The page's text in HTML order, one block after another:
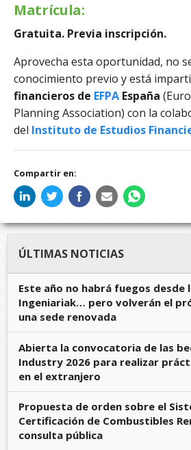
Matrícula:
Gratuita. Previa inscripción.
Aprovecha esta oportunidad, no
conocimiento previo y está
financieros de EFPA España
Planning Association) con la
del Instituto de Estudios
Compartir en:
ÚLTIMAS NOTICIAS
Este año no habrá fuegos desde
Ingeniariak… pero volverán el
una sede renovada
Abierta la convocatoria de las
Industry 2026 para realizar
en el extranjero
Propuesta de orden sobre el
Certificación de Combustibles
consulta pública